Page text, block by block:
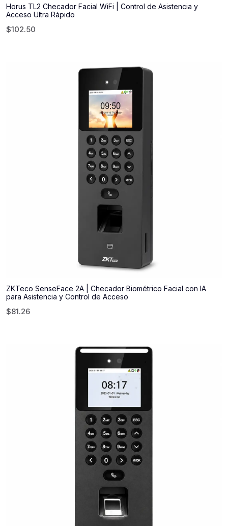
Horus TL2 Checador Facial WiFi | Control de Asistencia y
Acceso Ultra Rápido
$102.50
ZKTeco SenseFace 2A | Checador Biométrico Facial con IA
para Asistencia y Control de Acceso
$81.26